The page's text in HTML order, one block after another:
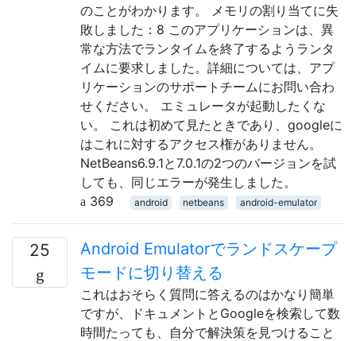
のことがわかります。 メモリの割り当てに失
敗しました：8 このアプリケーションは、異
常な方法でランタイムを終了するようランタ
イムに要求しました。詳細については、アプ
リケーションのサポートチームにお問い合わ
せください。 エミュレータが起動したくな
い。 これは初めて見たときであり、googleに
はこれに対するアクセス権がありません。
NetBeans6.9.1と7.0.1の2つのバージョンを試
しても、同じエラーが発生しました。
369
android netbeans android-emulator
25
Android Emulatorでランドスケープ
モードに切り替える
これはおそらく質問に答えるのはかなり簡単
ですが、ドキュメントとGoogleを検索して数
時間たっても、自分で解決策を見つけること